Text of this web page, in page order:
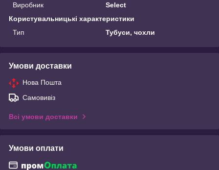
Виробник
Select
Користувальницькі характеристики
Тип
Тубуси, чохли
Умови доставки
Нова Пошта
Самовивіз
Всі умови доставки
Умови оплати